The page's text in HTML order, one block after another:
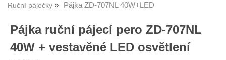
Ruční páječky
Pájka ZD-707NL 40W+LED
Pájka ruční pájecí pero ZD-707NL
40W + vestavěné LED osvětlení